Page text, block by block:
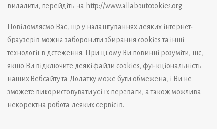
видалити, перейдіть на http://www.allaboutcookies.org
Повідомляємо Вас, що у налаштуваннях деяких інтернет-
браузерів можна заборонити збирання cookies та інші
технології відстеження. При цьому Ви повинні розуміти, що,
якщо Ви відключите деякі файли cookies, функціональність
наших Вебсайту та Додатку може бути обмежена, і Ви не
зможете використовувати усі їх переваги, а також можлива
некоректна робота деяких сервісів.